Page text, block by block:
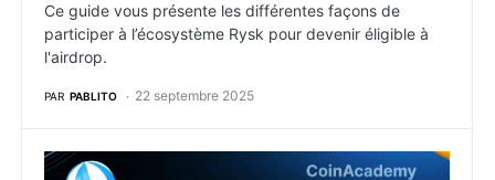
Ce guide vous présente les différentes façons de
participer à l’écosystème Rysk pour devenir éligible à
l'airdrop.
PAR PABLITO 22 septembre 2025
Airdrop crypto ZyFai : comment y être éligible ?